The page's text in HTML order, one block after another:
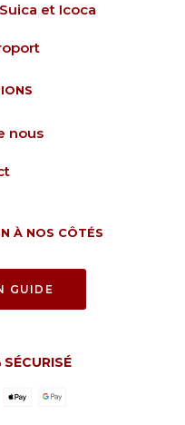
et Icoca
nous
À NOS CÔTÉS
GUIDE